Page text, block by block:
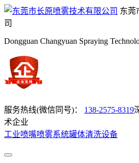
东莞
司
Dongguan Changyuan Spraying
服务热线(微信同号)： 138-2575-8319
术企业
工业喷嘴喷雾系统罐体清洗设备